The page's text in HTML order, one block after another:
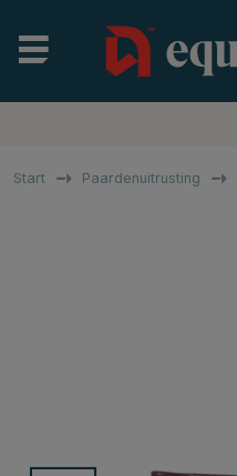
Start Paardenuitrusting